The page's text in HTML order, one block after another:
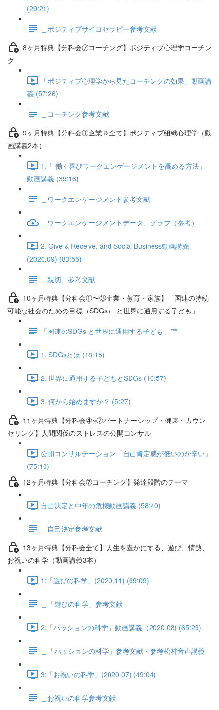
(29:21)
＿ポジティブサイコセラピー参考文献
8ヶ月特典【分科会⑦コーチング】ポジティブ心理学コーチン
グ
「ポジティブ心理学から見たコーチングの効果」動画講
義 (57:26)
＿コーチング参考文献
9ヶ月特典【分科会①企業＆全て】ポジティブ組織心理学（動
画講義2本）
1.「 働く喜びワークエンゲージメントを高める方法」
動画講義 (39:16)
＿ワークエンゲージメント参考文献
＿ワークエンゲージメントデータ、グラフ（参考）
2. Give & Receive, and Social Business動画講義
(2020.09) (83:55)
＿親切 参考文献
10ヶ月特典【分科会①〜③企業・教育・家族】「国連の持続
可能な社会のための目標（SDGs） と世界に通用する子ども」
「国連のSDGs と世界に通用する子ども」***
1. SDGsとは (18:15)
2. 世界に通用する子どもとSDGs (10:57)
3. 何から始めますか？ (5:27)
11ヶ月特典【分科会④~⑦パートナーシップ・健康・カウン
セリング】人間関係のストレスの公開コンサル
公開コンサルテーション「自己肯定感が低いのが辛い」
(75:10)
12ヶ月特典【分科会⑦コーチング】発達段階のテーマ
自己決定と中年の危機動画講義 (58:40)
＿自己決定参考文献
13ヶ月特典【分科会全て】人生を豊かにする、遊び、情熱、
お祝いの科学（動画講義3本）
1:「遊びの科学」(2020.11) (69:09)
＿「遊びの科学」参考文献
2:「パッションの科学」動画講義（2020.08) (65:29)
＿「パッションの科学」参考文献・参考松村音声講義
3:「お祝いの科学」(2020.07) (49:04)
＿お祝いの科学参考文献